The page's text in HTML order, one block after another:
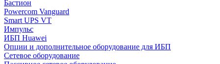
Бастион
Powercom Vanguard
Smart UPS VT
Импульс
ИБП Huawei
Опции и дополнительное оборудование для ИБП
Сетевое оборудование